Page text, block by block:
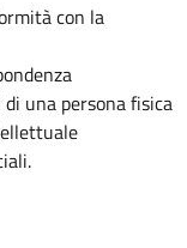
con la
una persona fisica